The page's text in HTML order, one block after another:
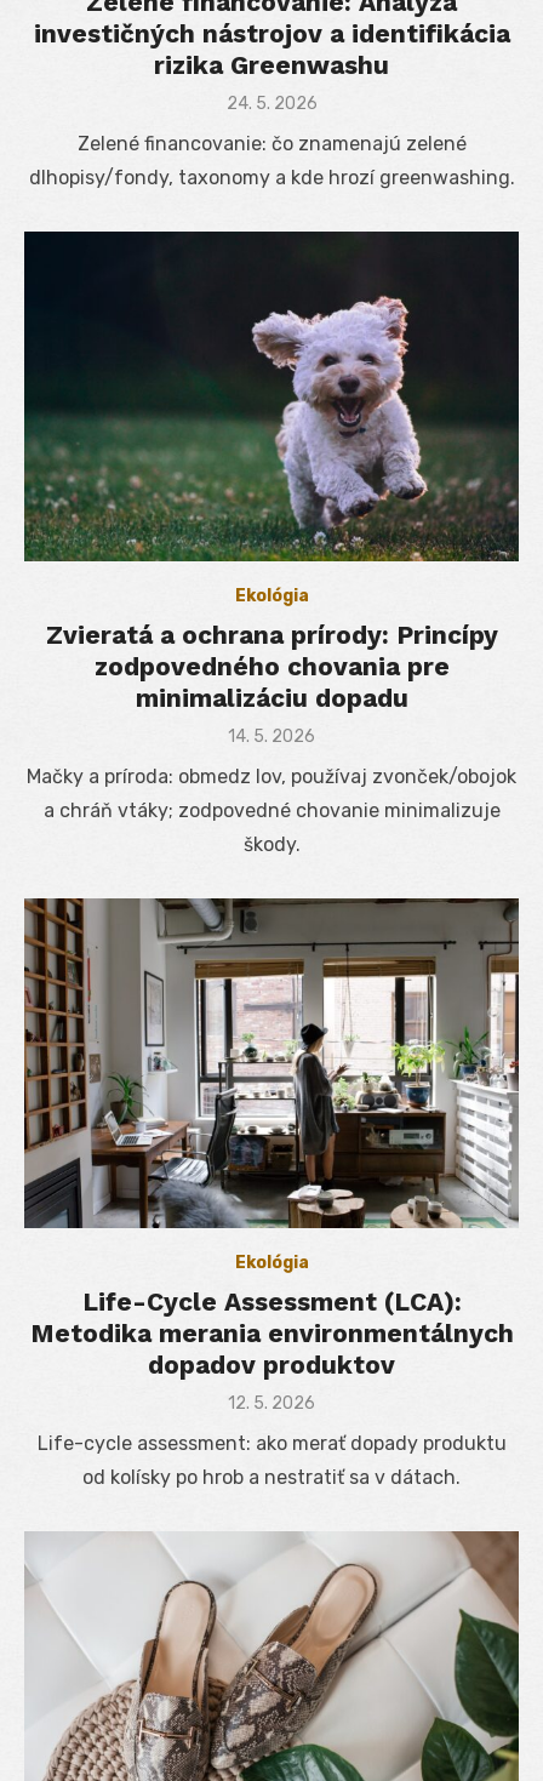
investičných nástrojov a identifikácia
rizika Greenwashu
Posted
24. 5. 2026
Zelené financovanie: čo znamenajú zelené
dlhopisy/fondy, taxonomy a kde hrozí greenwashing.
Ekológia
Zvieratá a ochrana prírody: Princípy
zodpovedného chovania pre
minimalizáciu dopadu
Posted
14. 5. 2026
Mačky a príroda: obmedz lov, používaj zvonček/obojok
a chráň vtáky; zodpovedné chovanie minimalizuje
škody.
Ekológia
Life-Cycle Assessment (LCA):
Metodika merania environmentálnych
dopadov produktov
Posted
12. 5. 2026
Life-cycle assessment: ako merať dopady produktu
od kolísky po hrob a nestratiť sa v dátach.